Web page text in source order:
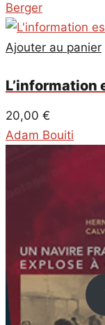
Berger
Ajouter au panier
L’information
20,00 €
Adam Bouiti